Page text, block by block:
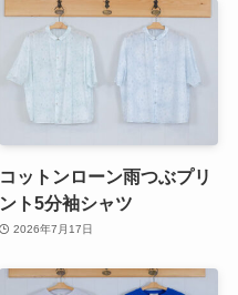
コットンローン雨つぶプリ
ント5分袖シャツ
2026年7月17日